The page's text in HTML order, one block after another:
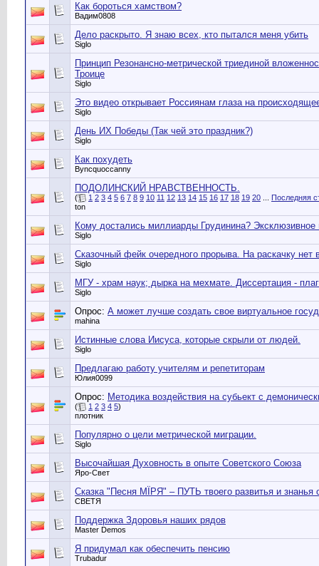
Как бороться хамством?
Вадим0808
Дело раскрыто. Я знаю всех, кто пытался меня убить
Siglo
Принцип Резонансно-метрической триединой
Троице
Siglo
Это видео открывает Россиянам глаза на
Siglo
День ИХ Победы (Так чей это праздник?)
Siglo
Как похудеть
Byncquoccanny
ПОДОЛИНСКИЙ НРАВСТВЕННОСТЬ.
( 1 2 3 4 5 6 7 8 9 10 11 12 13 14 15 16 17 18 19 20
Последняя
ton
Кому достались миллиарды Грудинина? Эксклюзивное
Siglo
Сказочный фейк очередного прорыва. На раскачку нет
Siglo
МГУ - храм наук; дырка на мехмате. Диссертация -
Siglo
Опрос: А может лучше создать свое виртуальное
mahina
Истинные слова Иисуса, которые скрыли от людей.
Siglo
Предлагаю работу учителям и репетиторам
Юлия0099
Опрос: Методика воздействия на субьект с
( 1 2 3 4 5)
плотник
Популярно о цели метрической миграции.
Siglo
Высочайшая Духовность в опыте Советского Союза
Яро-Свет
Сказка "Песня МЇРЯ" – ПУТЬ твоего развитья и знанья
СВЕТЯ
Поддержка Здоровья наших рядов
Master Demos
Я придумал как обеспечить пенсию
Trubadur